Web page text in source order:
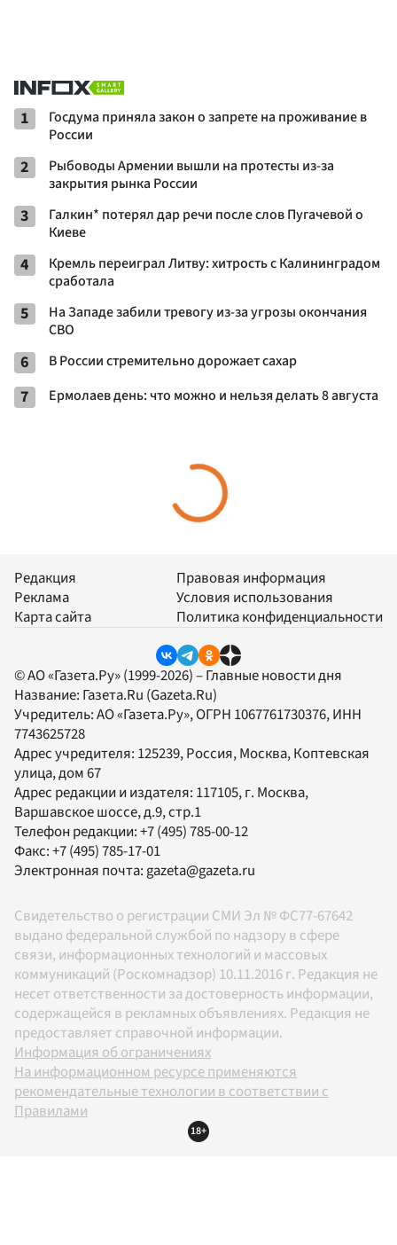
1
Госдума приняла закон о запрете на проживание в
России
2
Рыбоводы Армении вышли на протесты из-за
закрытия рынка России
3
Галкин* потерял дар речи после слов Пугачевой о
Киеве
4
Кремль переиграл Литву: хитрость с Калининградом
сработала
5
На Западе забили тревогу из-за угрозы окончания
СВО
6 В России стремительно дорожает сахар
7 Ермолаев день: что можно и нельзя делать 8 августа
Редакция
Реклама
Карта сайта
Правовая информация
Условия использования
Политика конфиденциальности
© АО «Газета.Ру» (1999-2026) – Главные новости дня
Название: Газета.Ru (Gazeta.Ru)
Учредитель:АО «Газета.Ру», ОГРН 1067761730376, ИНН
7743625728
Адрес учредителя: 125239, Россия, Москва, Коптевская
улица, дом 67
Адрес редакции и издателя: 117105, г. Москва,
Варшавское шоссе, д.9, стр.1
Телефон редакции:+7 (495) 785-00-12
Факс:+7 (495) 785-17-01
Электронная почта: gazeta@gazeta.ru
Свидетельство о регистрации СМИ Эл № ФС77-67642
выдано федеральной службой по надзору в сфере
связи, информационных технологий и массовых
коммуникаций (Роскомнадзор) 10.11.2016 г. Редакция не
несет ответственности за достоверность информации,
содержащейся в рекламных объявлениях. Редакция не
предоставляет справочной информации.
Информация об ограничениях
На информационном ресурсе применяются
рекомендательные технологии в соответствии с
Правилами
18+